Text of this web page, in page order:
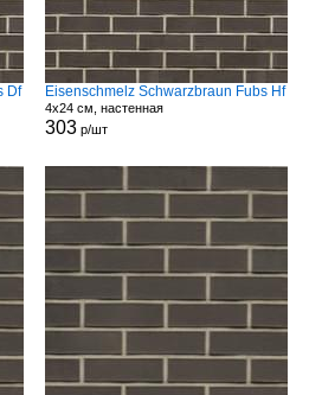
Df Eisenschmelz Schwarzbraun Fubs Hf
4x24 см, настенная
303 р/шт